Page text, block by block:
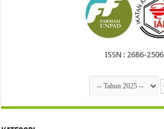
ISSN : 2686-2506